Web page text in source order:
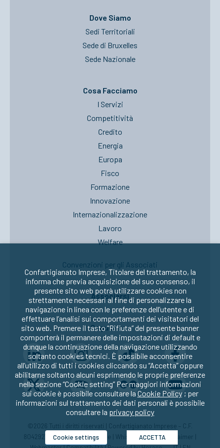
Dove Siamo
Sedi Territoriali
Sede di Bruxelles
Sede Nazionale
Cosa Facciamo
I Servizi
Competitività
Credito
Energia
Europa
Fisco
Formazione
Innovazione
Internazionalizzazione
Lavoro
Welfare
Convenzioni per gli Associati
Associarsi
Seguici su:
©2026 Tutti i diritti riservati | Confartigianato Imprese – C.F.
80429270582 |Privacy|Cookie Whistleblowing|Disclaimer
Confartigianato Imprese, Titolare del trattamento, la
informa che previa acquisizione del suo consenso, il
presente sito web potrà utilizzare cookies non
strettamente necessari al fine di personalizzare la
navigazione in linea con le preferenze dell’utente e di
effettuare l’analisi sui comportamenti dei visitatori del
sito web. Premere il tasto “Rifiuta” del presente banner
comporterà il permanere delle impostazioni di default e
dunque la continuazione della navigazione utilizzando
soltanto cookies tecnici. È possibile acconsentire
all’utilizzo di tutti i cookies cliccando su “Accetta” oppure
abilitarne soltanto alcuni esprimendo le proprie preferenze
nella sezione “Cookie setting” Per maggiori informazioni
sui cookie è possibile consultare la Cookie Policy; per
informazioni sul trattamento dei dati personali è possibile
consultare la privacy policy
Cookie settings ACCETTA